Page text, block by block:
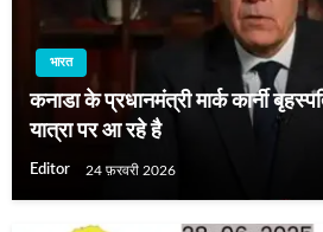
भारत
कनाडा के प्रधानमंत्री मार्क कार्नी
यात्रा पर आ रहे है
Editor 24 फ़रवरी 2026